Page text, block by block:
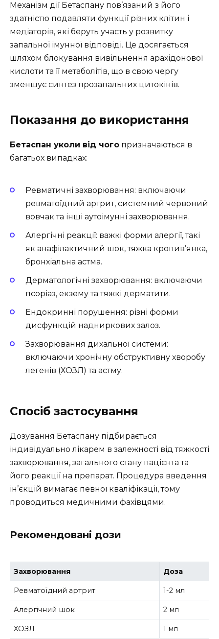
Механізм дії Бетаспану пов’язаний з його
здатністю подавляти функції різних клітин і
медіаторів, які беруть участь у розвитку
запальної імунної відповіді. Це досягається
шляхом блокування вивільнення арахідонової
кислоти та її метаболітів, що в свою чергу
зменшує синтез прозапальних цитокінів.
Показання до використання
Бетаспан уколи від чого призначаються в
багатьох випадках:
Ревматичні захворювання: включаючи
ревматоїдний артрит, системний червоний
вовчак та інші аутоімунні захворювання.
Алергічні реакції: важкі форми алергії, такі
як анафілактичний шок, тяжка кропив’янка,
бронхіальна астма.
Дерматологічні захворювання: включаючи
псоріаз, екзему та тяжкі дерматити.
Ендокринні порушення: різні форми
дисфункцій надниркових залоз.
Захворювання дихальної системи:
включаючи хронічну обструктивну хворобу
легенів (ХОЗЛ) та астму.
Спосіб застосування
Дозування Бетаспану підбирається
індивідуально лікарем в залежності від тяжкості
захворювання, загального стану пацієнта та
його реакції на препарат. Процедура введення
ін’єкцій вимагає певної кваліфікації, тому
проводиться медичними фахівцями.
Рекомендовані дози
Захворювання Доза
Ревматоїдний артрит 1-2 мл
Алергічний шок 2 мл
ХОЗЛ 1 мл